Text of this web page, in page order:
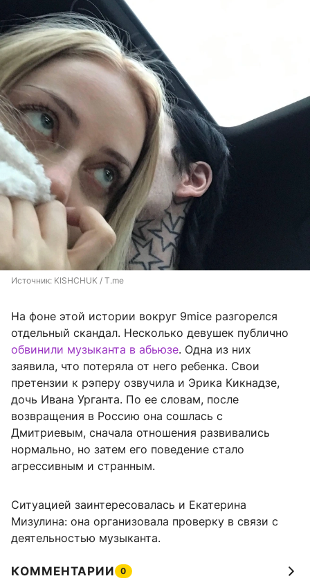
Источник: KISHCHUK / T.me
На фоне этой истории вокруг 9mice разгорелся
отдельный скандал. Несколько девушек публично
обвинили музыканта в абьюзе. Одна из них
заявила, что потеряла от него ребенка. Свои
претензии к рэперу озвучила и Эрика Кикнадзе,
дочь Ивана Урганта. По ее словам, после
возвращения в Россию она сошлась с
Дмитриевым, сначала отношения развивались
нормально, но затем его поведение стало
агрессивным и странным.
Ситуацией заинтересовалась и Екатерина
Мизулина: она организовала проверку в связи с
деятельностью музыканта.
КОММЕНТАРИИ 0